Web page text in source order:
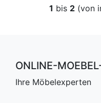
1 bis 2 (von
ONLINE-
Ihre Möbelexperten